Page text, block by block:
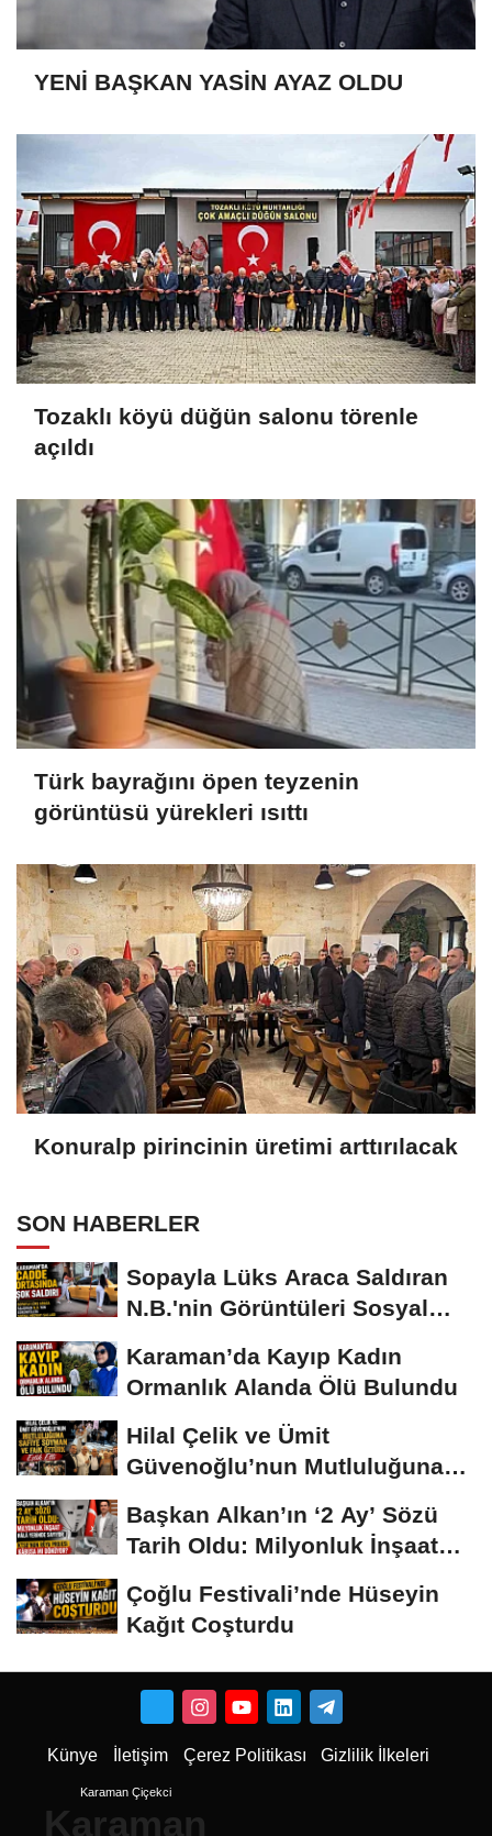
YENİ BAŞKAN YASİN AYAZ OLDU
Tozaklı köyü düğün salonu törenle
açıldı
Türk bayrağını öpen teyzenin
görüntüsü yürekleri ısıttı
Konuralp pirincinin üretimi arttırılacak
SON HABERLER
Sopayla Lüks Araca Saldıran
N.B.'nin Görüntüleri Sosyal
Karaman’da Kayıp Kadın
Ormanlık Alanda Ölü Bulundu
Hilal Çelik ve Ümit
Güvenoğlu’nun Mutluluğuna
Başkan Alkan’ın ‘2 Ay’ Sözü
Tarih Oldu: Milyonluk İnşaat
Çoğlu Festivali’nde Hüseyin
Kağıt Coşturdu
Künye İletişim Çerez Politikası Gizlilik İlkeleri
Karaman Çiçekci
Karaman